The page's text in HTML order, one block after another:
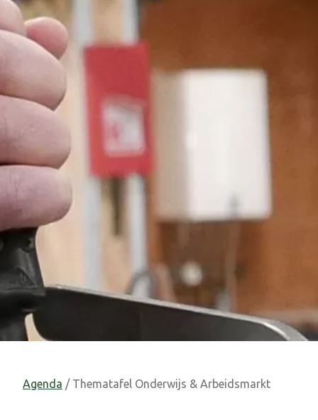
Agenda / Thematafel Onderwijs & Arbeidsmarkt